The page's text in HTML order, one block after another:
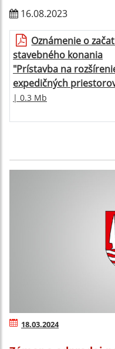
16.08.2023
Oznámenie o
stavebného konania
"Prístavba na
expedičných
| 0.3 Mb
18.03.2024